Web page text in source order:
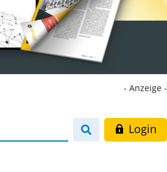
- Anzeige -
Login